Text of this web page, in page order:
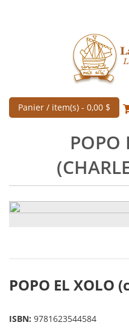
Panier / item(s) - 0,00 $
POPO
POPO EL XOLO
ISBN: 9781623544584